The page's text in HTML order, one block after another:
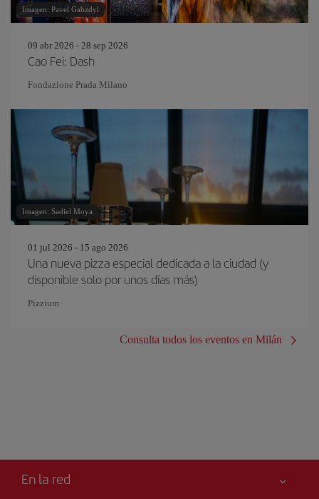
Imagen: Pavel Gabzdyl
09 abr 2026 - 28 sep 2026
Cao Fei: Dash
Fondazione Prada Milano
Imagen: Sadiel Moya
01 jul 2026 - 15 ago 2026
Una nueva pizza especial dedicada a la ciudad (y
disponible solo por unos días más)
Pizzium
Consulta todos los eventos en Milán
En la red